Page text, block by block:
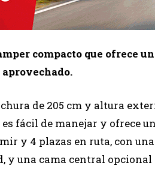
compacto que ofrece
de 205 cm y altura
fácil de manejar y ofrece
y 4 plazas en ruta, con
y una cama central opcional